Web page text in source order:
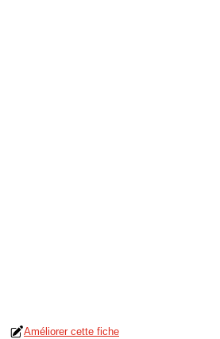
Améliorer cette fiche